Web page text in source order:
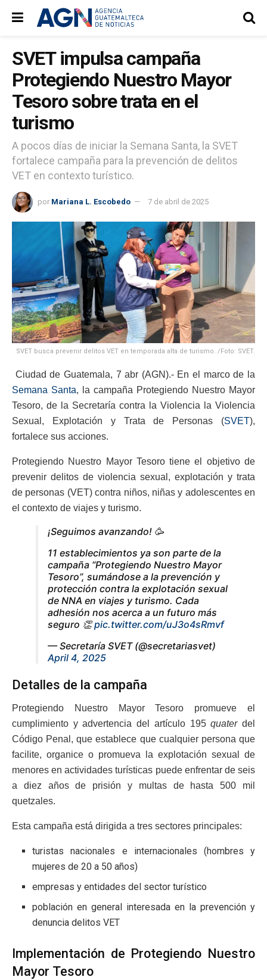
SVET impulsa campaña
Protegiendo Nuestro Mayor
Tesoro sobre trata en el
turismo
A pocos días de iniciar la Semana Santa, la SVET
fortalece campaña para la prevención de delitos
VET en contexto turístico.
por Mariana L. Escobedo 7 de abril de 2025
SVET busca prevenir delitos VET en temporada alta de turismo. /Foto: SVET.
Ciudad de Guatemala, 7 abr (AGN).- En el marco de la
Semana Santa, la campaña Protegiendo Nuestro Mayor
Tesoro, de la Secretaría contra la Violencia la Violencia
Sexual, Explotación y Trata de Personas (SVET),
fortalece sus acciones.
Protegiendo Nuestro Mayor Tesoro tiene el objetivo de
prevenir delitos de violencia sexual, explotación y trata
de personas (VET) contra niños, niñas y adolescentes en
el contexto de viajes y turismo.
¡Seguimos avanzando! 🥳
11 establecimientos ya son parte de la
campaña “Protegiendo Nuestro Mayor
Tesoro”, sumándose a la prevención y
protección contra la explotación sexual
de NNA en viajes y turismo. Cada
adhesión nos acerca a un futuro más
seguro 👏pic.twitter.com/uJ3o4sRmvf
— Secretaría SVET (@secretariasvet)
April 4, 2025
Detalles de la campaña
Protegiendo Nuestro Mayor Tesoro promueve el
cumplimiento y advertencia del artículo 195quaterdel
Código Penal, que establece que cualquier persona que
facilite, organice o promueva la explotación sexual de
menores en actividades turísticas puede enfrentar de seis
a diez años de prisión y multas de hasta 500 mil
quetzales.
Esta campaña está dirigida a tres sectores principales:
turistas nacionales e internacionales (hombres y
mujeres de 20 a 50 años)
empresas y entidades del sector turístico
población en general interesada en la prevención y
denuncia delitos VET
Implementación de Protegiendo Nuestro
Mayor Tesoro